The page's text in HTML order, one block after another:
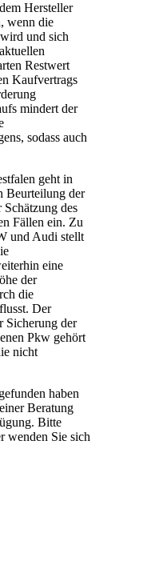
Hersteller
wenn die
und sich
Restwert
Kaufvertrags
mindert der
sodass auch
geht in
Beurteilung der
des
Fällen ein. Zu
und Audi stellt
eine
der
die
Der
Sicherung der
Pkw gehört
nicht
haben
Beratung
Bitte
wenden Sie sich